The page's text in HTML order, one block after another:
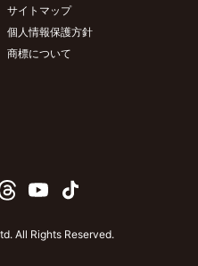
サイトマップ
個人情報保護方針
商標について
All Rights Reserved.